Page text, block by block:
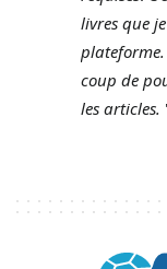
livres que
plateforme.
coup de
les articles.